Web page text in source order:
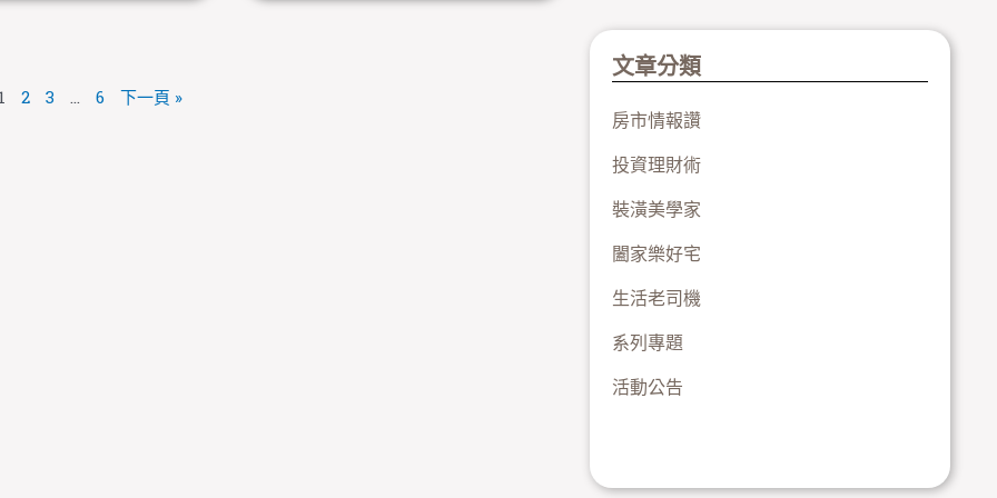
1 2 3 6 下一頁 »
文章分類
房市情報讚
投資理財術
裝潢美學家
闔家樂好宅
生活老司機
系列專題
活動公告